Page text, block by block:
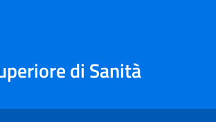
di Sanità